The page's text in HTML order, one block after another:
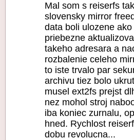
Mal som s reiserfs
slovensky mirror
data boli ulozene
priebezne
takeho adresara a
rozbalenie celeho
to iste trvalo par
archivu tiez bolo
musel ext2fs prejst
nez mohol stroj
iba koniec zurnalu,
hned. Rychlost
dobu revolucna...